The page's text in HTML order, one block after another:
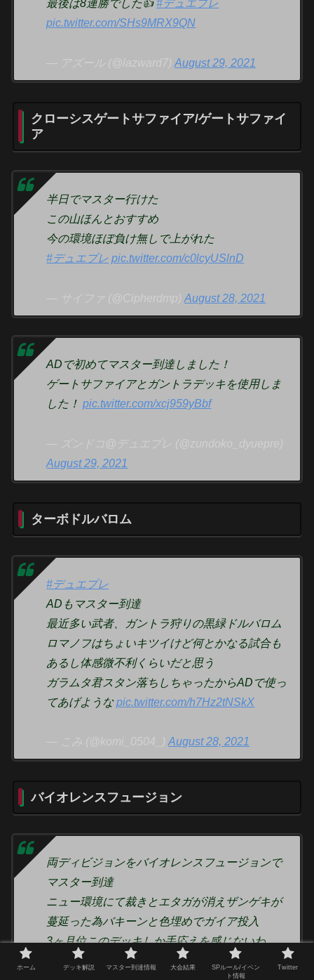
最後は8連勝でした👍#デュエプレ
pic.twitter.com/SHs9MRX9QN
— アズール (@lazward7)August 29, 2021
クローシスゲートサファイア/ゲートサファイ
ア
半日でマスター行けた
この山ほんとおすすめ
今の環境ほぼ負け無しで上がれた
#デュエプレ pic.twitter.com/c0lcyUSlnD
— サイファ (@Cipherdmp)August 28, 2021
ADで初めてマスター到達しました！
ゲートサファイアとガントラデッキを使用しま
した！pic.twitter.com/xcj959yBbf
— ズンドコ@デュエプレ (@zundoko_dyuepre)
August 29, 2021
ターボドルバロム
#デュエプレ
ADもマスター到達
最近多い武者、ガントラ狩りの黒緑ドルバロム
ロマノフはちょいキツイけど何とかなる試合も
あるし体感微不利くらいだと思う
ガラムタ君スタン落ちしちゃったからADで使っ
てあげようなpic.twitter.com/h7Hz2tNSkX
— こみ (@komi_0504_)August 28, 2021
バイオレンスフュージョン
両ディビジョンをバイオレンスフュージョンで
マスター到達
ニュー環境にて裁きとエタガが消えザンゲキが
蔓延った為バキーンと色埋めでガイア投入
3ヶ月位このデッキしか手応えを感じないわ
ありがとうフュージョン🥺
ホーム デッキ解説 マスター到達情報 大会結果
SPルール/イベン
ト情報
Twitter